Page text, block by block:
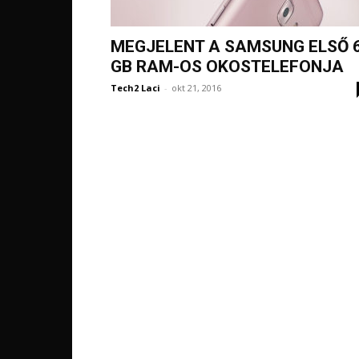
MEGJELENT A SAMSUNG ELSŐ
GB RAM-OS OKOSTELEFONJA
Tech2 Laci - okt 21, 2016